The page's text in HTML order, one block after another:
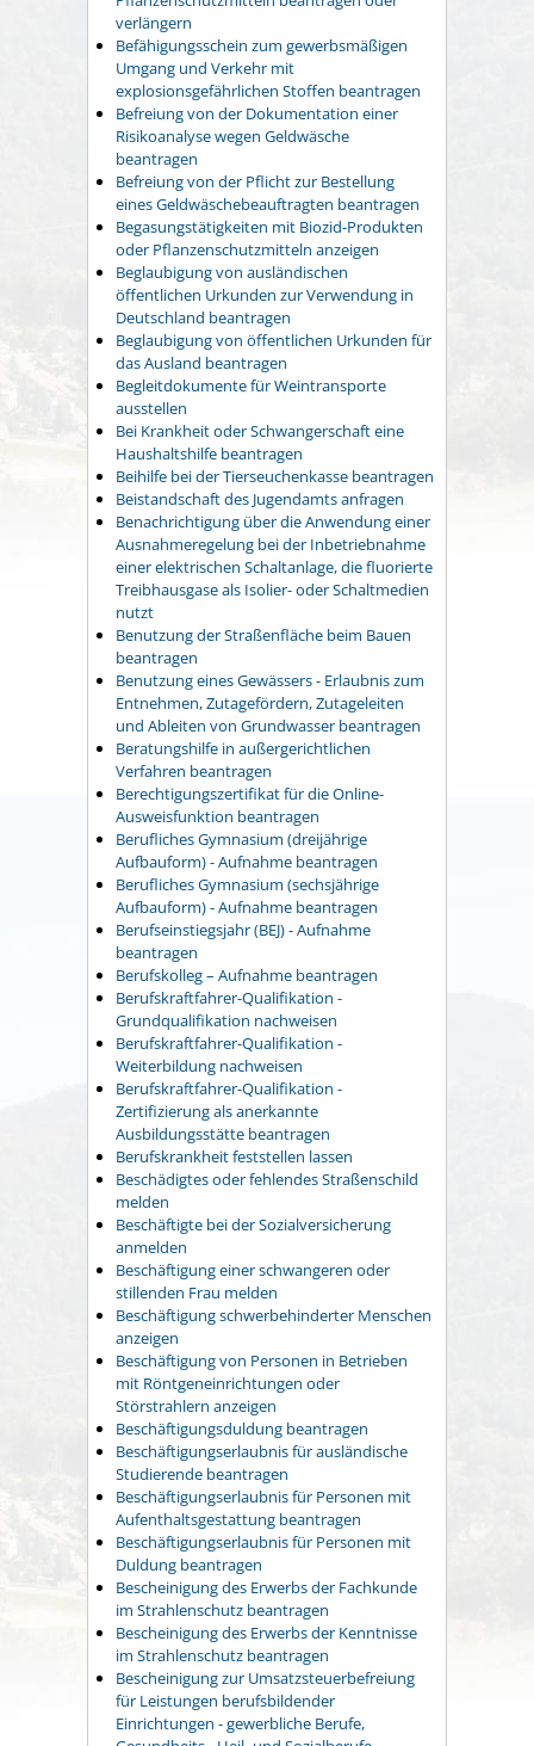
verlängern
Befähigungsschein zum gewerbsmäßigen
Umgang und Verkehr mit
explosionsgefährlichen Stoffen beantragen
Befreiung von der Dokumentation einer
Risikoanalyse wegen Geldwäsche
beantragen
Befreiung von der Pflicht zur Bestellung
eines Geldwäschebeauftragten beantragen
Begasungstätigkeiten mit Biozid-Produkten
oder Pflanzenschutzmitteln anzeigen
Beglaubigung von ausländischen
öffentlichen Urkunden zur Verwendung in
Deutschland beantragen
Beglaubigung von öffentlichen Urkunden für
das Ausland beantragen
Begleitdokumente für Weintransporte
ausstellen
Bei Krankheit oder Schwangerschaft eine
Haushaltshilfe beantragen
Beihilfe bei der Tierseuchenkasse beantragen
Beistandschaft des Jugendamts anfragen
Benachrichtigung über die Anwendung einer
Ausnahmeregelung bei der Inbetriebnahme
einer elektrischen Schaltanlage, die fluorierte
Treibhausgase als Isolier- oder Schaltmedien
nutzt
Benutzung der Straßenfläche beim Bauen
beantragen
Benutzung eines Gewässers - Erlaubnis zum
Entnehmen, Zutagefördern, Zutageleiten
und Ableiten von Grundwasser beantragen
Beratungshilfe in außergerichtlichen
Verfahren beantragen
Berechtigungszertifikat für die Online-
Ausweisfunktion beantragen
Berufliches Gymnasium (dreijährige
Aufbauform) - Aufnahme beantragen
Berufliches Gymnasium (sechsjährige
Aufbauform) - Aufnahme beantragen
Berufseinstiegsjahr (BEJ) - Aufnahme
beantragen
Berufskolleg – Aufnahme beantragen
Berufskraftfahrer-Qualifikation -
Grundqualifikation nachweisen
Berufskraftfahrer-Qualifikation -
Weiterbildung nachweisen
Berufskraftfahrer-Qualifikation -
Zertifizierung als anerkannte
Ausbildungsstätte beantragen
Berufskrankheit feststellen lassen
Beschädigtes oder fehlendes Straßenschild
melden
Beschäftigte bei der Sozialversicherung
anmelden
Beschäftigung einer schwangeren oder
stillenden Frau melden
Beschäftigung schwerbehinderter Menschen
anzeigen
Beschäftigung von Personen in Betrieben
mit Röntgeneinrichtungen oder
Störstrahlern anzeigen
Beschäftigungsduldung beantragen
Beschäftigungserlaubnis für ausländische
Studierende beantragen
Beschäftigungserlaubnis für Personen mit
Aufenthaltsgestattung beantragen
Beschäftigungserlaubnis für Personen mit
Duldung beantragen
Bescheinigung des Erwerbs der Fachkunde
im Strahlenschutz beantragen
Bescheinigung des Erwerbs der Kenntnisse
im Strahlenschutz beantragen
Bescheinigung zur Umsatzsteuerbefreiung
für Leistungen berufsbildender
Einrichtungen - gewerbliche Berufe,